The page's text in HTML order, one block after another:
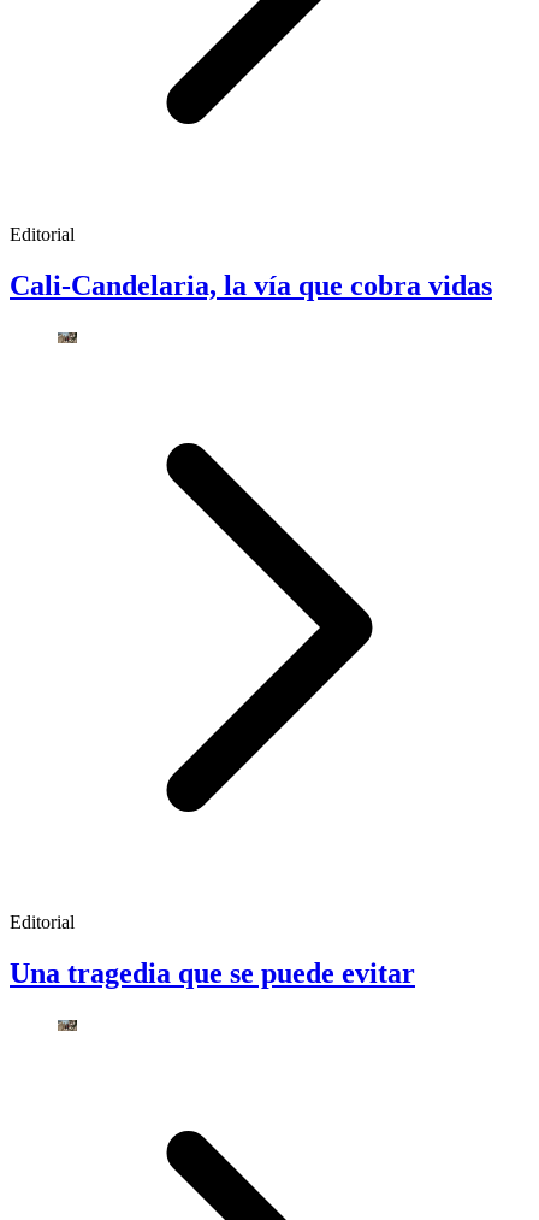
Editorial
Cali-Candelaria, la vía que cobra vidas
Editorial
Una tragedia que se puede evitar